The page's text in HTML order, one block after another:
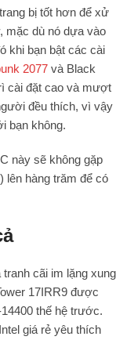
bị tốt hơn để xử
mặc dù nó dựa vào
khi bạn bật các cài
2077 và Black
cài đặt cao và mượt
đều thích, vì vậy
bạn không.
này sẽ không gặp
lên hàng trăm để có
cãi im lặng xung
17IRR9 được
thế hệ trước.
giá rẻ yêu thích